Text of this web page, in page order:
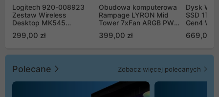
Logitech 920-008923
Zestaw Wireless
Desktop MK545
299,00 zł
Obudowa komputerowa
Rampage LYRON Mid
Tower 7xFan ARGB PWM
399,00 zł
Dysk WD
SSD 1TB
Gen4
669,00
Polecane Zobacz więcej polecanych